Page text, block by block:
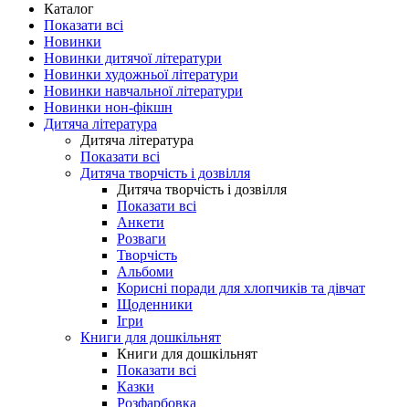
Каталог
Показати всі
Новинки
Новинки дитячої літератури
Новинки художньої літератури
Новинки навчальної літератури
Новинки нон-фікшн
Дитяча література
Дитяча література
Показати всі
Дитяча творчість і дозвілля
Дитяча творчість і дозвілля
Показати всі
Анкети
Розваги
Творчість
Альбоми
Корисні поради для хлопчиків та дівчат
Щоденники
Ігри
Книги для дошкільнят
Книги для дошкільнят
Показати всі
Казки
Розфарбовка